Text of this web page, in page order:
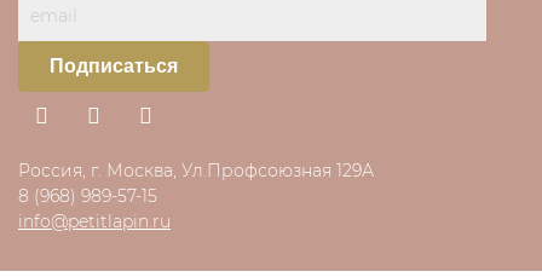
Подписаться
Россия, г. Москва, Ул.Профсоюзная 129А
8 (968) 989-57-15
info@petitlapin.ru